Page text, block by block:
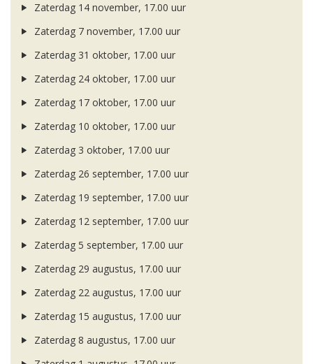
Zaterdag 14 november, 17.00 uur
Zaterdag 7 november, 17.00 uur
Zaterdag 31 oktober, 17.00 uur
Zaterdag 24 oktober, 17.00 uur
Zaterdag 17 oktober, 17.00 uur
Zaterdag 10 oktober, 17.00 uur
Zaterdag 3 oktober, 17.00 uur
Zaterdag 26 september, 17.00 uur
Zaterdag 19 september, 17.00 uur
Zaterdag 12 september, 17.00 uur
Zaterdag 5 september, 17.00 uur
Zaterdag 29 augustus, 17.00 uur
Zaterdag 22 augustus, 17.00 uur
Zaterdag 15 augustus, 17.00 uur
Zaterdag 8 augustus, 17.00 uur